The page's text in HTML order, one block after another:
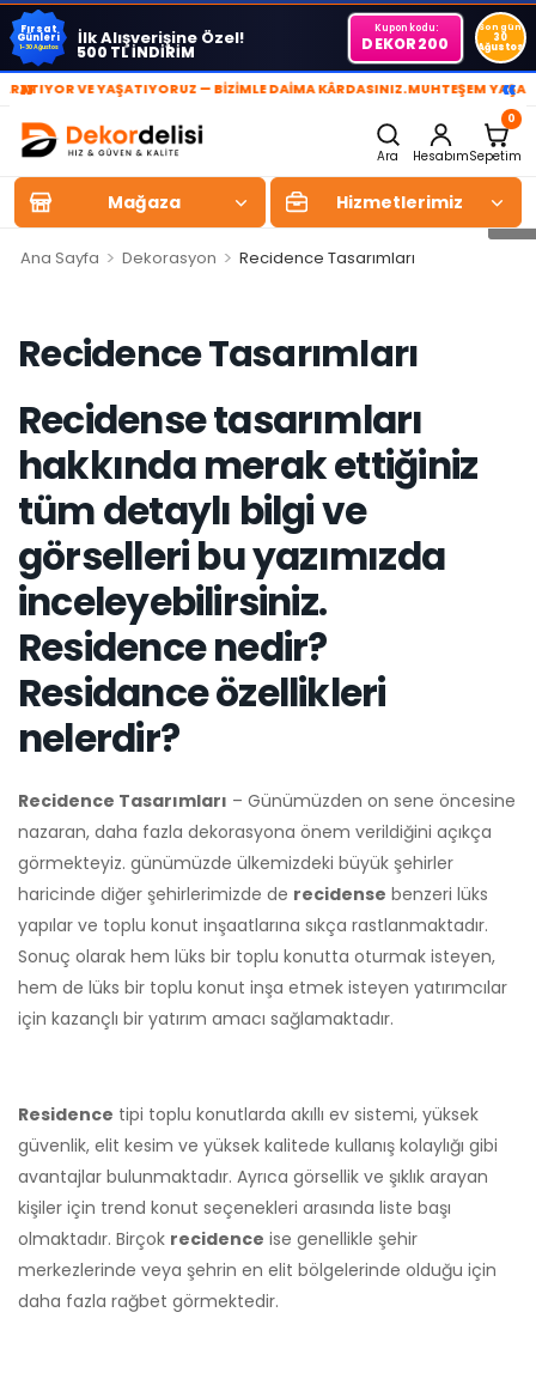
Fırsat
Günleri
1-30 Ağustos İlk Alışverişine Özel!
500 TL İNDİRİM
Kupon kodu:
DEKOR200
Son gün
30
Ağustos
» VE YAŞATIYORUZ — BİZİMLE DAİMA KÂRDASINIZ.MUHTEŞEM YAŞAM
«
Ara Hesabım
0
Sepetim
Mağaza Hizmetlerimiz
Ana Sayfa > Dekorasyon > Recidence Tasarımları
Recidence Tasarımları
Recidense tasarımları
hakkında merak ettiğiniz
tüm detaylı bilgi ve
görselleri bu yazımızda
inceleyebilirsiniz.
Residence nedir?
Residance özellikleri
nelerdir?
Recidence Tasarımları – Günümüzden on sene öncesine
nazaran, daha fazla dekorasyona önem verildiğini açıkça
görmekteyiz. günümüzde ülkemizdeki büyük şehirler
haricinde diğer şehirlerimizde de recidense benzeri lüks
yapılar ve toplu konut inşaatlarına sıkça rastlanmaktadır.
Sonuç olarak hem lüks bir toplu konutta oturmak isteyen,
hem de lüks bir toplu konut inşa etmek isteyen yatırımcılar
için kazançlı bir yatırım amacı sağlamaktadır.
Residence tipi toplu konutlarda akıllı ev sistemi, yüksek
güvenlik, elit kesim ve yüksek kalitede kullanış kolaylığı gibi
avantajlar bulunmaktadır. Ayrıca görsellik ve şıklık arayan
kişiler için trend konut seçenekleri arasında liste başı
olmaktadır. Birçok recidence ise genellikle şehir
merkezlerinde veya şehrin en elit bölgelerinde olduğu için
daha fazla rağbet görmektedir.